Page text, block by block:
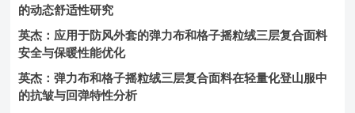
的动态舒适性研究
英杰：应用于防风外套的弹力布和格子摇粒绒三层复合面料
安全与保暖性能优化
英杰：弹力布和格子摇粒绒三层复合面料在轻量化登山服中
的抗皱与回弹特性分析